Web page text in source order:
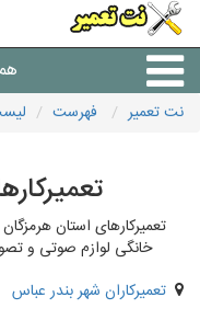
نت تعمیر فهرست
تعمیرکارهای استان
خانگی لوازم صوتی و
تعمیرکاران شهر بندر عباس